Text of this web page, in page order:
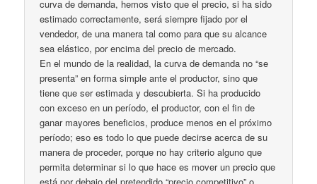
curva de demanda, hemos visto que el precio, si ha sido
estimado correctamente, será siempre fijado por el
vendedor, de una manera tal como para que su alcance
sea elástico, por encima del precio de mercado.
En el mundo de la realidad, la curva de demanda no “se
presenta” en forma simple ante el productor, sino que
tiene que ser estimada y descubierta. Si ha producido
con exceso en un período, el productor, con el fin de
ganar mayores beneficios, produce menos en el próximo
período; eso es todo lo que puede decirse acerca de su
manera de proceder, porque no hay criterio alguno que
permita determinar si lo que hace es mover un precio que